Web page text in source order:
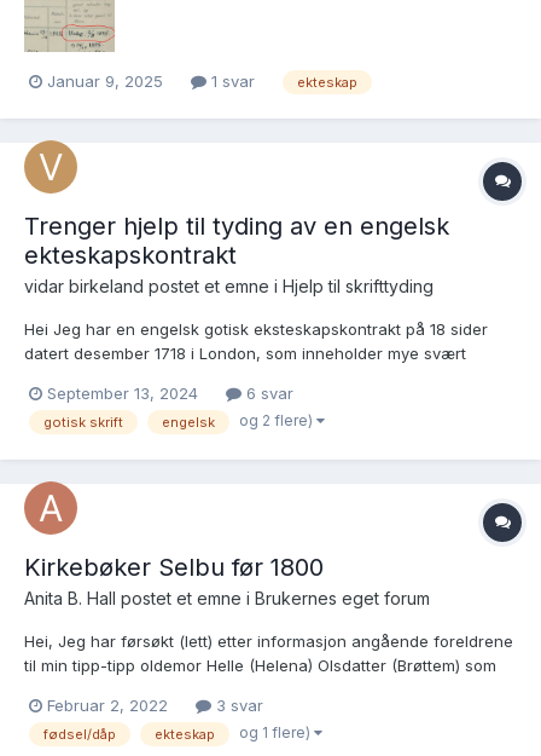
Januar 9, 2025 1 svar ekteskap
Trenger hjelp til tyding av en engelsk
ekteskapskontrakt
vidar birkeland postet et emne i Hjelp til skrifttyding
Hei Jeg har en engelsk gotisk eksteskapskontrakt på 18 sider
datert desember 1718 i London, som inneholder mye svært
fremst er opptatt av er info om ektemannens barn fra første
ekteskap som får fordelt sin andel av farsarven og a...
September 13, 2024 6 svar
gotisk skrift engelsk og 2 flere)
Kirkebøker Selbu før 1800
Anita B. Hall postet et emne i Brukernes eget forum
Hei, Jeg har førsøkt (lett) etter informasjon angående foreldrene
til min tipp-tipp oldemor Helle (Helena) Olsdatter (Brøttem) som
ekteskapsinngåelse i 1826) Iht informasjon på "MyHeritage" skal
hennes foreld...
Februar 2, 2022 3 svar
fødsel/dåp ekteskap og 1 flere)